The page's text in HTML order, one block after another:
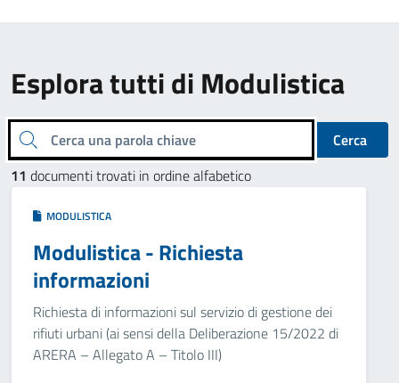
Esplora tutti di Modulistica
Cerca una parola chiave
Cerca
11 documenti trovati in ordine alfabetico
MODULISTICA
Modulistica - Richiesta
informazioni
Richiesta di informazioni sul servizio di gestione dei
rifiuti urbani (ai sensi della Deliberazione 15/2022 di
ARERA – Allegato A – Titolo III)